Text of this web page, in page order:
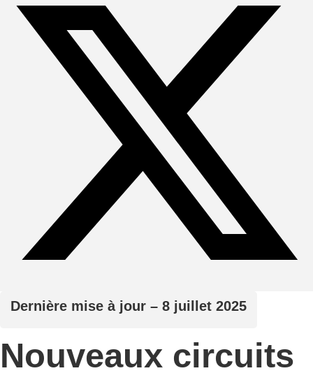
Dernière mise à jour – 8 juillet 2025
Nouveaux circuits